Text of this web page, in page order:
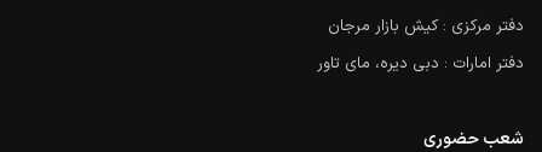
دفتر مرکزی : کیش بازار مرجان
دفتر امارات : دبی دیره، مای تاور
شعب حضوری